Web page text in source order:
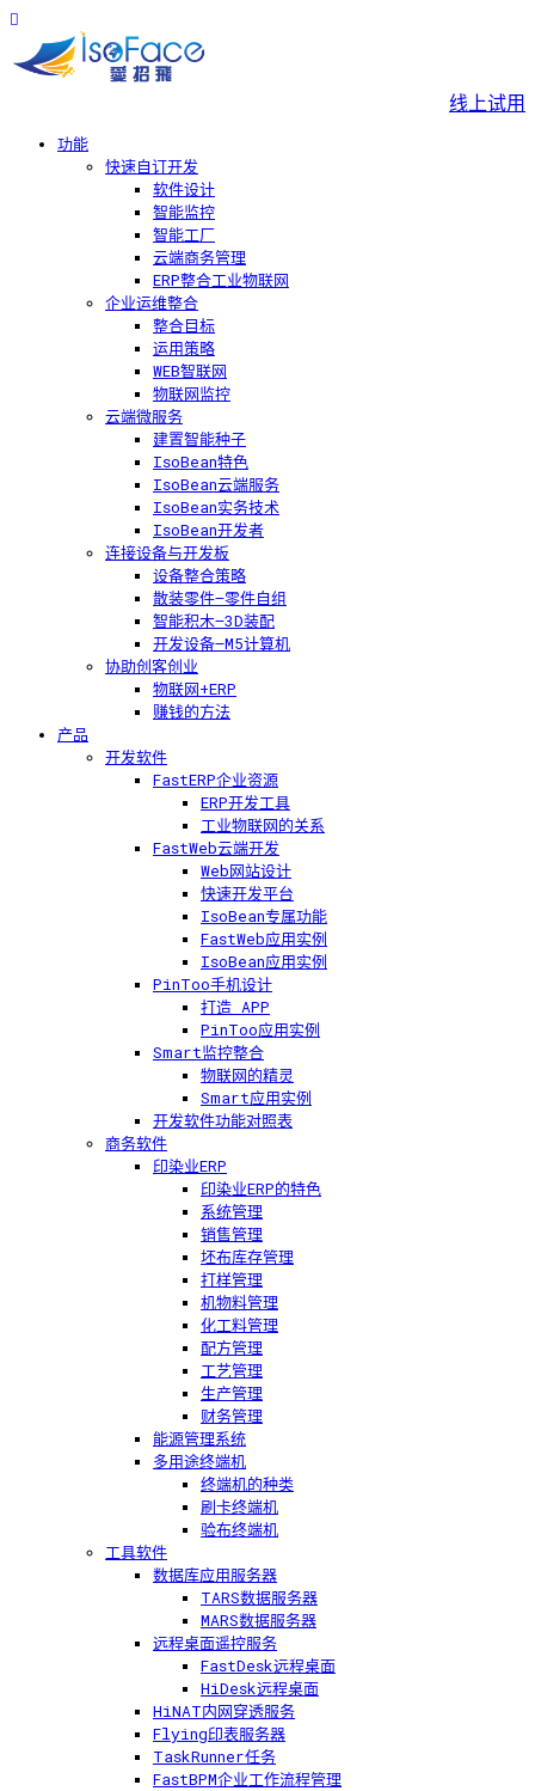
线上试用
功能
快速自订开发
软件设计
智能监控
智能工厂
云端商务管理
ERP整合工业物联网
企业运维整合
整合目标
运用策略
WEB智联网
物联网监控
云端微服务
建置智能种子
IsoBean特色
IsoBean云端服务
IsoBean实务技术
IsoBean开发者
连接设备与开发板
设备整合策略
散装零件—零件自组
智能积木—3D装配
开发设备—M5计算机
协助创客创业
物联网+ERP
赚钱的方法
产品
开发软件
FastERP企业资源
ERP开发工具
工业物联网的关系
FastWeb云端开发
Web网站设计
快速开发平台
IsoBean专属功能
FastWeb应用实例
IsoBean应用实例
PinToo手机设计
打造 APP
PinToo应用实例
Smart监控整合
物联网的精灵
Smart应用实例
开发软件功能对照表
商务软件
印染业ERP
印染业ERP的特色
系统管理
销售管理
坯布库存管理
打样管理
机物料管理
化工料管理
配方管理
工艺管理
生产管理
财务管理
能源管理系统
多用途终端机
终端机的种类
刷卡终端机
验布终端机
工具软件
数据库应用服务器
TARS数据服务器
MARS数据服务器
远程桌面遥控服务
FastDesk远程桌面
HiDesk远程桌面
HiNAT内网穿透服务
Flying印表服务器
TaskRunner任务
FastBPM企业工作流程管理